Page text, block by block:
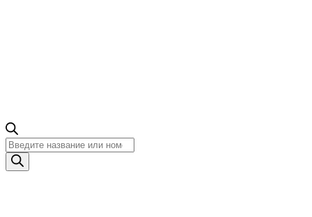
Поиск
товаров